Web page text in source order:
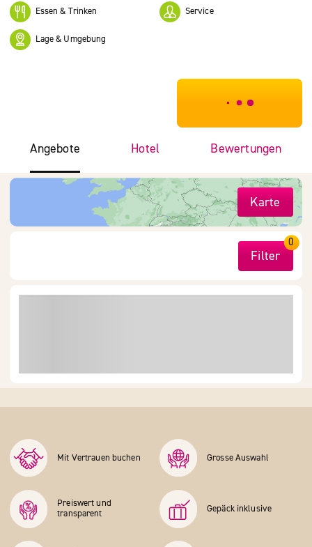
Essen & Trinken Service
Lage & Umgebung
***************
Angebote Hotel Bewertungen
Karte
Filter
0
Mit Vertrauen buchen Grosse Auswahl
Preiswert und
transparent
Gepäck inklusive